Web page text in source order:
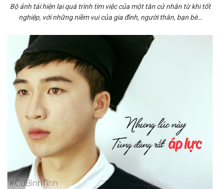
Bộ ảnh tái hiện lại quá trình tìm việc của một tân cử nhân từ khi tốt
nghiệp, với những niềm vui của gia đình, người thân, bạn bè…